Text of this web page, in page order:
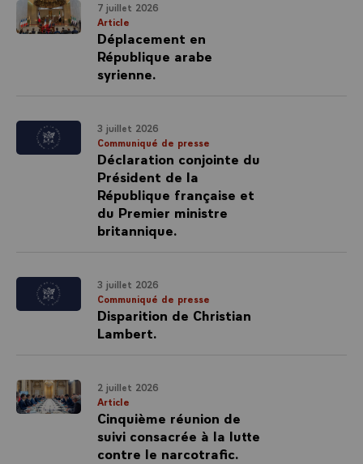
7 juillet 2026
Article
Déplacement en
République arabe
syrienne.
3 juillet 2026
Communiqué de presse
Déclaration conjointe du
Président de la
République française et
du Premier ministre
britannique.
3 juillet 2026
Communiqué de presse
Disparition de Christian
Lambert.
2 juillet 2026
Article
Cinquième réunion de
suivi consacrée à la lutte
contre le narcotrafic.